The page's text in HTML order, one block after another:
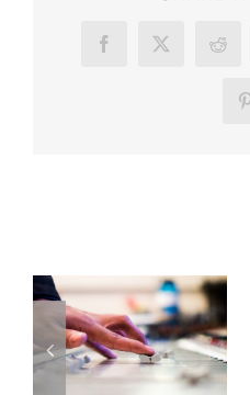
Facebook
X
While my
guitar gently
weeps